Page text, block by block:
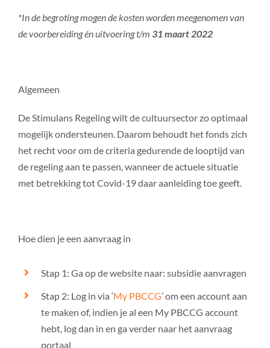
*In de begroting mogen de kosten worden meegenomen van
de voorbereiding én uitvoering t/m 31 maart 2022
Algemeen
De Stimulans Regeling wilt de cultuursector zo optimaal
mogelijk ondersteunen. Daarom behoudt het fonds zich
het recht voor om de criteria gedurende de looptijd van
de regeling aan te passen, wanneer de actuele situatie
met betrekking tot Covid-19 daar aanleiding toe geeft.
Hoe dien je een aanvraag in
Stap 1: Ga op de website naar: subsidie aanvragen
Stap 2: Log in via ‘My PBCCG’ om een account aan
te maken of, indien je al een My PBCCG account
hebt, log dan in en ga verder naar het aanvraag
portaal